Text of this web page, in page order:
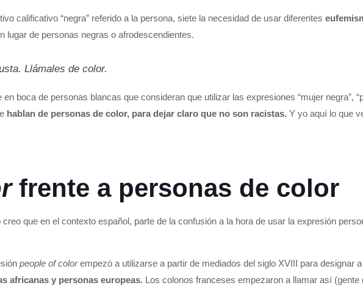
calificativo “negra” referido a la persona, siete la necesidad de usar diferentes
lugar de personas negras o afrodescendientes.
Llámales de color.
boca de personas blancas que consideran que utilizar las expresiones “mujer negra”,
hablan de personas de color, para dejar claro que no son racistas. Y yo aquí lo que
frente a personas de color
que en el contexto español, parte de la confusión a la hora de usar la expresión
people of colorempezó a utilizarse a partir de mediados del siglo XVIII para designar
africanas y personas europeas. Los colonos franceses empezaron a llamar así (gente